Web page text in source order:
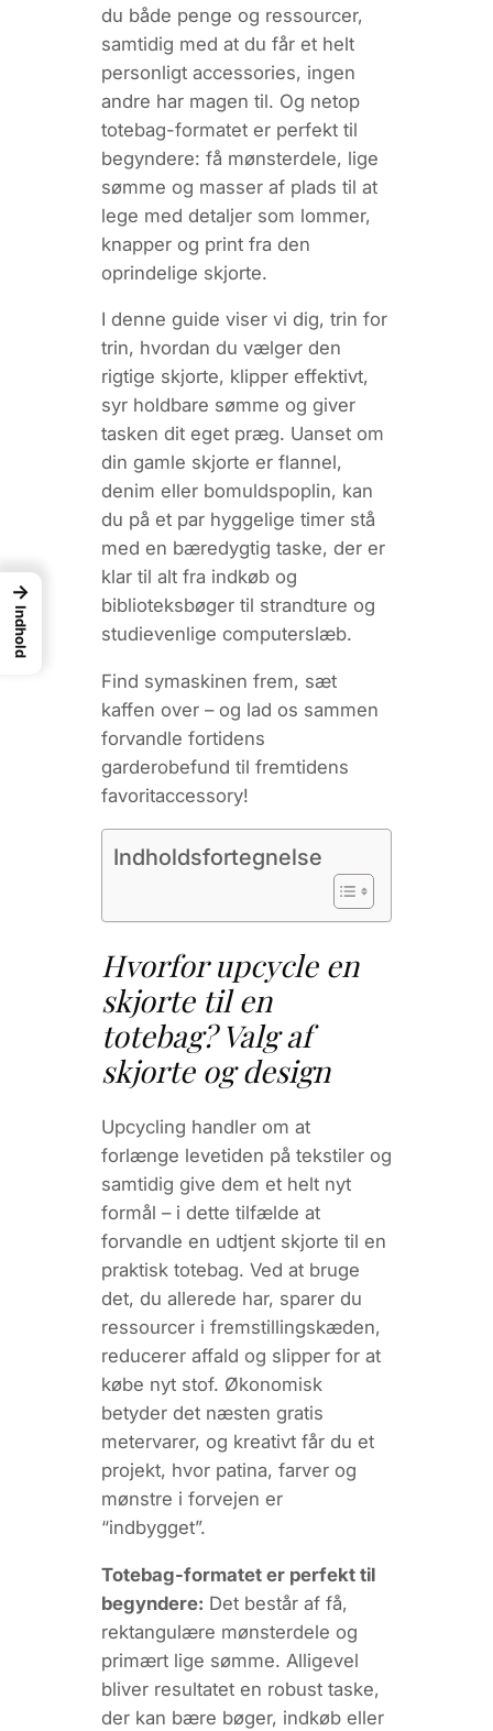
du både penge og ressourcer,
samtidig med at du får et helt
personligt accessories, ingen
andre har magen til. Og netop
totebag-formatet er perfekt til
begyndere: få mønsterdele, lige
sømme og masser af plads til at
lege med detaljer som lommer,
knapper og print fra den
oprindelige skjorte.
I denne guide viser vi dig, trin for
trin, hvordan du vælger den
rigtige skjorte, klipper effektivt,
syr holdbare sømme og giver
tasken dit eget præg. Uanset om
din gamle skjorte er flannel,
denim eller bomuldspoplin, kan
du på et par hyggelige timer stå
med en bæredygtig taske, der er
klar til alt fra indkøb og
biblioteksbøger til strandture og
studievenlige computerslæb.
Find symaskinen frem, sæt
kaffen over – og lad os sammen
forvandle fortidens
garderobefund til fremtidens
favoritaccessory!
Indholdsfortegnelse
Hvorfor upcycle en
skjorte til en
totebag? Valg af
skjorte og design
Upcycling handler om at
forlænge levetiden på tekstiler og
samtidig give dem et helt nyt
formål – i dette tilfælde at
forvandle en udtjent skjorte til en
praktisk totebag. Ved at bruge
det, du allerede har, sparer du
ressourcer i fremstillingskæden,
reducerer affald og slipper for at
købe nyt stof. Økonomisk
betyder det næsten gratis
metervarer, og kreativt får du et
projekt, hvor patina, farver og
mønstre i forvejen er
“indbygget”.
Totebag-formatet er perfekt til
begyndere: Det består af få,
rektangulære mønsterdele og
primært lige sømme. Alligevel
bliver resultatet en robust taske,
der kan bære bøger, indkøb eller
→
Indhold